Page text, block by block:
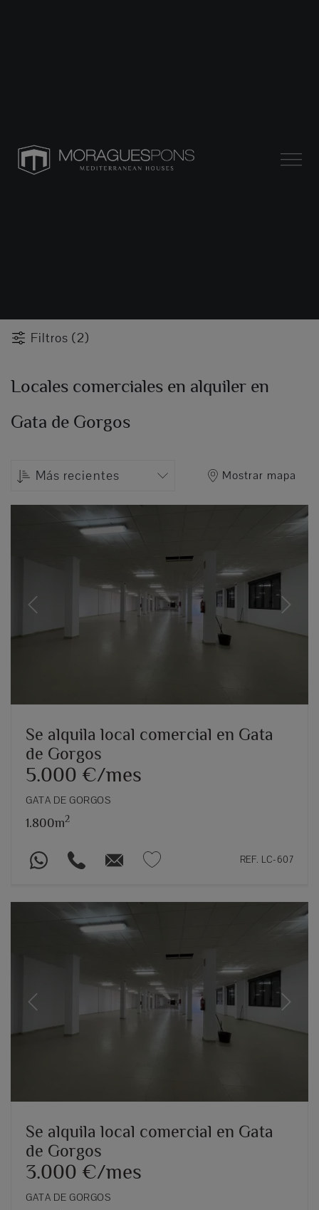
Filtros (2)
Locales comerciales en alquiler en
Gata de Gorgos
Más recientes Mostrar mapa
Previous Next
Se alquila local comercial en Gata
de Gorgos
5.000 €/mes
GATA DE GORGOS
1.800m2
REF. LC-607
Previous Next
Se alquila local comercial en Gata
de Gorgos
3.000 €/mes
GATA DE GORGOS